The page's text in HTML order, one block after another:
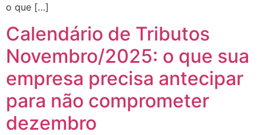
o que […]
Calendário de Tributos
Novembro/2025: o que sua
empresa precisa antecipar
para não comprometer
dezembro